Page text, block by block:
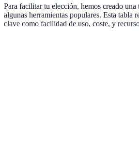
Para facilitar tu elección, hemos creado una
algunas herramientas populares. Esta tabla
clave como facilidad de uso, coste, y